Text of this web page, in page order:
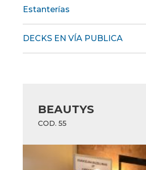
Estanterías
DECKS EN VÍA PUBLICA
BEAUTYS
COD. 55